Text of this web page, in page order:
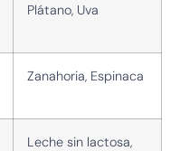
Plátano, Uva
Zanahoria, Espinaca
Leche sin lactosa,